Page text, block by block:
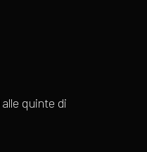
quinte di